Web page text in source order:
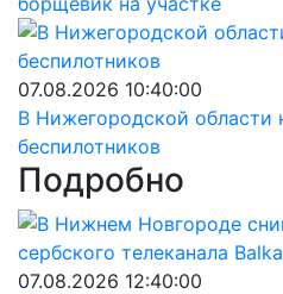
07.08.2026 10:40:00
В Нижегородской области
беспилотников
Подробно
07.08.2026 12:40:00